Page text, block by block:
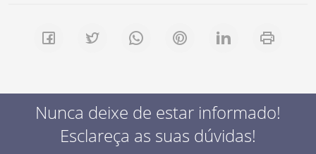
Nunca deixe de estar informado!
Esclareça as suas dúvidas!